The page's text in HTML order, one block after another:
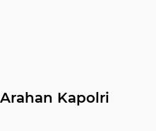
Kapolri